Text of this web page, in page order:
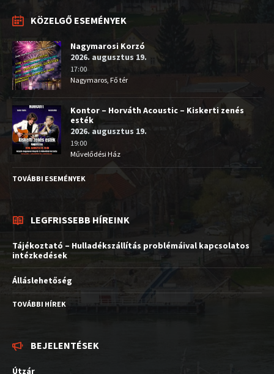
KÖZELGŐ ESEMÉNYEK
Nagymarosi Korzó
2026. augusztus 19.
17:00
Nagymaros, Fő tér
Kontor – Horváth Acoustic – Kiskerti zenés
esték
2026. augusztus 19.
19:00
Művelődési Ház
TOVÁBBI ESEMÉNYEK
LEGFRISSEBB HÍREINK
Tájékoztató – Hulladékszállítás problémáival kapcsolatos
intézkedések
Álláslehetőség
TOVÁBBI HÍREK
BEJELENTÉSEK
Útzár